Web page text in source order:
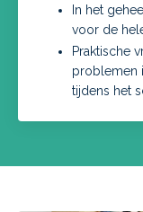
In het
voor de
Praktische
problemen
tijdens het